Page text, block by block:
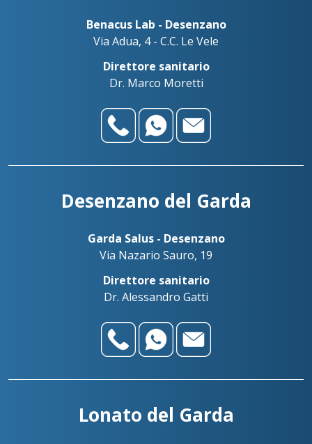
Benacus Lab - Desenzano
Via Adua, 4 - C.C. Le Vele
Direttore sanitario
Dr. Marco Moretti
Desenzano del Garda
Garda Salus - Desenzano
Via Nazario Sauro, 19
Direttore sanitario
Dr. Alessandro Gatti
Lonato del Garda